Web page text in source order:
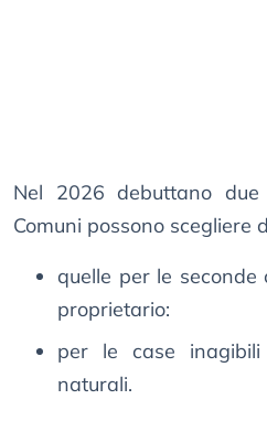
Nel 2026 debuttano
Comuni possono scegliere
quelle per le seconde
proprietario:
per le case
naturali.